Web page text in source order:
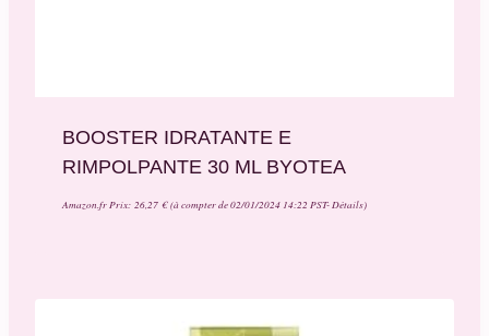
BOOSTER IDRATANTE E
RIMPOLPANTE 30 ML BYOTEA
Amazon.fr Prix: 26,27 €(à compter de 02/01/2024 14:22 PST-Détails)